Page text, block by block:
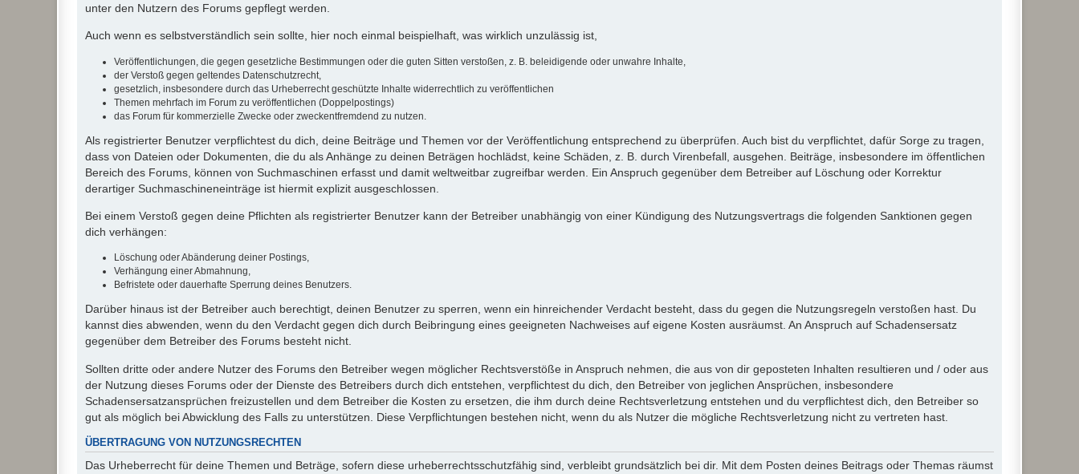
unter den Nutzern des Forums gepflegt werden.
Auch wenn es selbstverständlich sein sollte, hier noch einmal beispielhaft, was wirklich unzulässig ist,
Veröffentlichungen, die gegen gesetzliche Bestimmungen oder die guten Sitten verstoßen, z. B. beleidigende oder unwahre Inhalte,
der Verstoß gegen geltendes Datenschutzrecht,
gesetzlich, insbesondere durch das Urheberrecht geschützte Inhalte widerrechtlich zu veröffentlichen
Themen mehrfach im Forum zu veröffentlichen (Doppelpostings)
das Forum für kommerzielle Zwecke oder zweckentfremdend zu nutzen.
Als registrierter Benutzer verpflichtest du dich, deine Beiträge und Themen vor der Veröffentlichung entsprechend zu überprüfen. Auch bist du verpflichtet, dafür Sorge zu tragen,
dass von Dateien oder Dokumenten, die du als Anhänge zu deinen Beträgen hochlädst, keine Schäden, z. B. durch Virenbefall, ausgehen. Beiträge, insbesondere im öffentlichen
Bereich des Forums, können von Suchmaschinen erfasst und damit weltweitbar zugreifbar werden. Ein Anspruch gegenüber dem Betreiber auf Löschung oder Korrektur
derartiger Suchmaschineneinträge ist hiermit explizit ausgeschlossen.
Bei einem Verstoß gegen deine Pflichten als registrierter Benutzer kann der Betreiber unabhängig von einer Kündigung des Nutzungsvertrags die folgenden Sanktionen gegen
dich verhängen:
Löschung oder Abänderung deiner Postings,
Verhängung einer Abmahnung,
Befristete oder dauerhafte Sperrung deines Benutzers.
Darüber hinaus ist der Betreiber auch berechtigt, deinen Benutzer zu sperren, wenn ein hinreichender Verdacht besteht, dass du gegen die Nutzungsregeln verstoßen hast. Du
kannst dies abwenden, wenn du den Verdacht gegen dich durch Beibringung eines geeigneten Nachweises auf eigene Kosten ausräumst. An Anspruch auf Schadensersatz
gegenüber dem Betreiber des Forums besteht nicht.
Sollten dritte oder andere Nutzer des Forums den Betreiber wegen möglicher Rechtsverstöße in Anspruch nehmen, die aus von dir geposteten Inhalten resultieren und / oder aus
der Nutzung dieses Forums oder der Dienste des Betreibers durch dich entstehen, verpflichtest du dich, den Betreiber von jeglichen Ansprüchen, insbesondere
Schadensersatzansprüchen freizustellen und dem Betreiber die Kosten zu ersetzen, die ihm durch deine Rechtsverletzung entstehen und du verpflichtest dich, den Betreiber so
gut als möglich bei Abwicklung des Falls zu unterstützen. Diese Verpflichtungen bestehen nicht, wenn du als Nutzer die mögliche Rechtsverletzung nicht zu vertreten hast.
ÜBERTRAGUNG VON NUTZUNGSRECHTEN
Das Urheberrecht für deine Themen und Beträge, sofern diese urheberrechtsschutzfähig sind, verbleibt grundsätzlich bei dir. Mit dem Posten deines Beitrags oder Themas räumst